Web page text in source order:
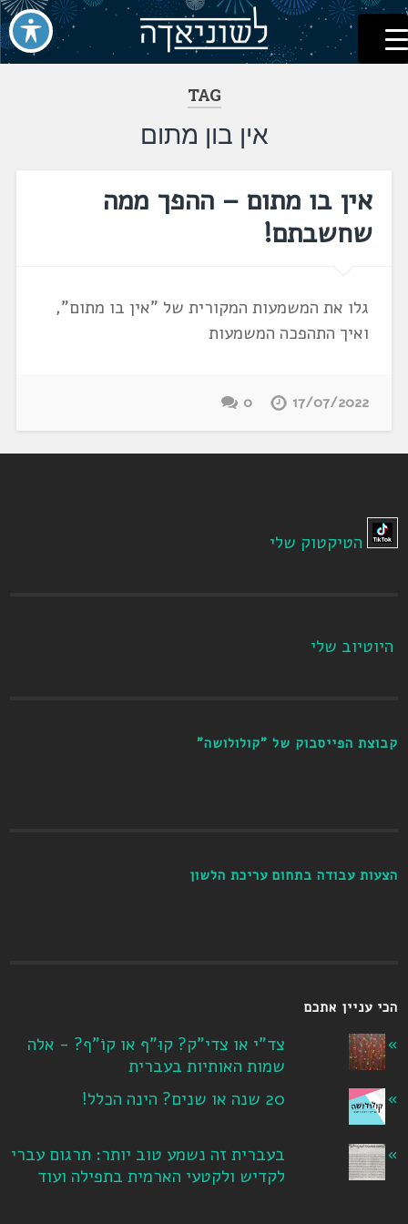
דלג
לתוכן
לשוניאדה
עברית. לשון. שפה
TAG
אין בון מתום
אין בו מתום – ההפך ממה
שחשבתם!
גלו את המשמעות המקורית של "אין בו מתום",
ואיך התהפכה המשמעות
17/07/2022
0
הטיקטוק שלי
היוטיוב שלי
קבוצת הפייסבוק של "קולולושה"
הצעות עבודה בתחום עריכת הלשון
הכי עניין אתכם
צד"י או צדי"ק? קוּ"ף או קוֹ"ף? - אלה
שמות האותיות בעברית
20 שנה או שנים? הינה הכלל!
בעברית זה נשמע טוב יותר: תרגום עברי
לקדיש ולקטעי הארמית בתפילה ועוד